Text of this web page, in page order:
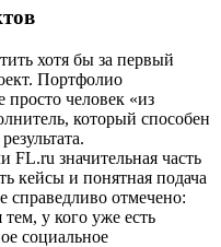
хотя бы за первый
Портфолио
просто человек «из
который способен
FL.ru значительная часть
кейсы и понятная подача
справедливо отмечено:
тем, у кого уже есть
социальное